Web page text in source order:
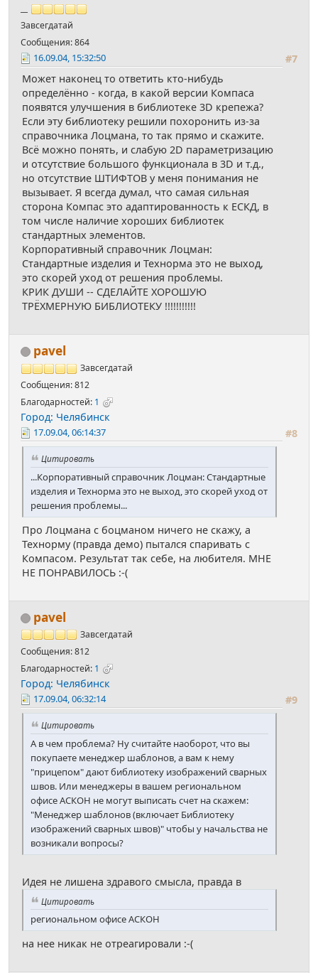
Завсегдатай
Сообщения: 864
#7
16.09.04, 15:32:50
Может наконец то ответить кто-нибудь
определённо - когда, в какой версии Компаса
появятся улучшения в библиотеке 3D крепежа?
Если эту библиотеку решили похоронить из-за
справочника Лоцмана, то так прямо и скажите.
Всё можно понять, и слабую 2D параметризацию
и отсутствие большого функционала в 3D и т.д.,
но отсутствие ШТИФТОВ у меня понимания не
вызывает. Я всегда думал, что самая сильная
сторона Компас это адаптированность к ЕСКД, в
том числе наличие хороших библиотек
стандартных элементов.
Корпоративный справочник Лоцман:
Стандартные изделия и Технорма это не выход,
это скорей уход от решения проблемы.
КРИК ДУШИ -- СДЕЛАЙТЕ ХОРОШУЮ
ТРЁХМЕРНУЮ БИБЛИОТЕКУ !!!!!!!!!!!
pavel
Завсегдатай
Сообщения: 812
Благодарностей: 1
Город: Челябинск
#8
17.09.04, 06:14:37
Цитировать
...Корпоративный справочник Лоцман: Стандартные
изделия и Технорма это не выход, это скорей уход от
решения проблемы...
Про Лоцмана с боцманом ничего не скажу, а
Технорму (правда демо) пытался спаривать с
Компасом. Результат так себе, на любителя. МНЕ
НЕ ПОНРАВИЛОСЬ :-(
pavel
Завсегдатай
Сообщения: 812
Благодарностей: 1
Город: Челябинск
#9
17.09.04, 06:32:14
Цитировать
А в чем проблема? Ну считайте наоборот, что вы
покупаете менеджер шаблонов, а вам к нему
"прицепом" дают библиотеку изображений сварных
швов. Или менеджеры в вашем региональном
офисе АСКОН не могут выписать счет на скажем:
"Менеджер шаблонов (включает Библиотеку
изображений сварных швов)" чтобы у начальства не
возникали вопросы?
Идея не лишена здравого смысла, правда в
Цитировать
региональном офисе АСКОН
на нее никак не отреагировали :-(